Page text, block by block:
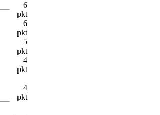
6
pkt
6
pkt
5
pkt
4
pkt
4
pkt